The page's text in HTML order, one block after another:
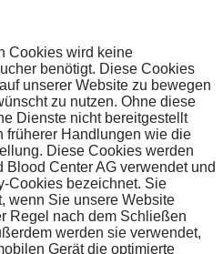
Cookies wird keine
benötigt. Diese Cookies
unserer Website zu bewegen
zu nutzen. Ohne diese
Dienste nicht bereitgestellt
früherer Handlungen wie die
Diese Cookies werden
Center AG verwendet und
Cookies bezeichnet. Sie
wenn Sie unsere Website
Regel nach dem Schließen
werden sie verwendet,
Gerät die optimierte